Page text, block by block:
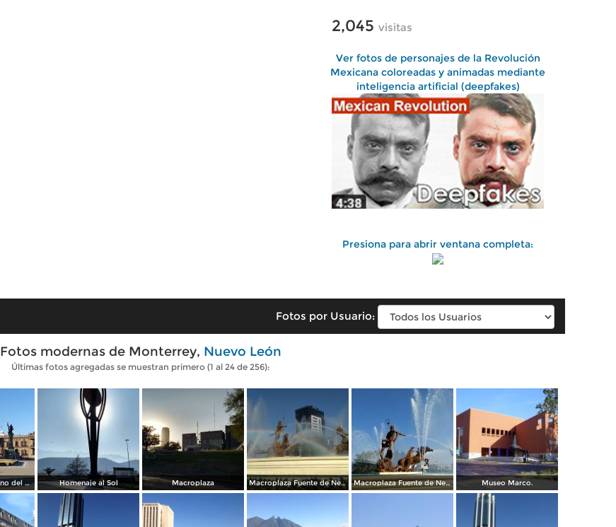
2,045 visitas
Ver fotos de personajes de la Revolución
Mexicana coloreadas y animadas mediante
inteligencia artificial (deepfakes)
Presiona para abrir ventana completa:
Fotos por Usuario:
Fotos modernas de Monterrey, Nuevo León
Últimas fotos agregadas se muestran primero (1 al 24 de 256):
Palacio de Gobierno del Estado Homenaje al Sol Macroplaza Macroplaza Fuente de Neptuno Macroplaza Fuente de Neptuno Museo Marco.